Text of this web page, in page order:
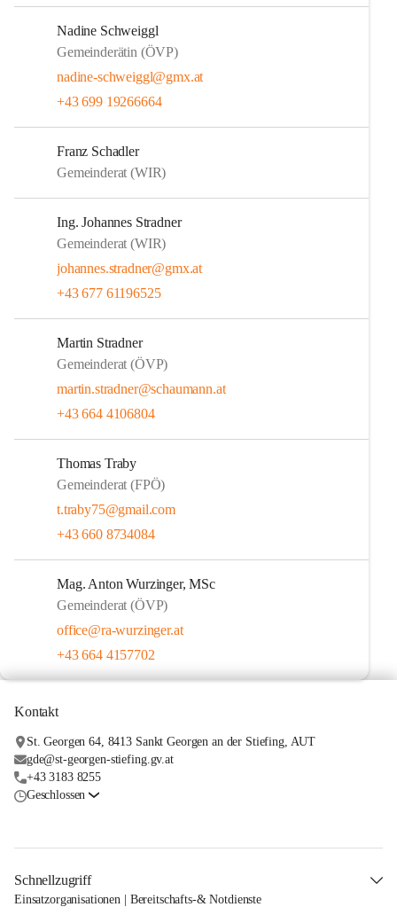
Nadine Schweiggl
Gemeinderätin (ÖVP)
nadine-schweiggl@gmx.at
+43 699 19266664
Franz Schadler
Gemeinderat (WIR)
Ing. Johannes Stradner
Gemeinderat (WIR)
johannes.stradner@gmx.at
+43 677 61196525
Martin Stradner
Gemeinderat (ÖVP)
martin.stradner@schaumann.at
+43 664 4106804
Thomas Traby
Gemeinderat (FPÖ)
t.traby75@gmail.com
+43 660 8734084
Mag. Anton Wurzinger, MSc
Gemeinderat (ÖVP)
office@ra-wurzinger.at
+43 664 4157702
Kontakt
St. Georgen 64, 8413 Sankt Georgen an der Stiefing, AUT
gde@st-georgen-stiefing.gv.at
+43 3183 8255
Geschlossen
Schnellzugriff
Einsatzorganisationen | Bereitschafts-& Notdienste